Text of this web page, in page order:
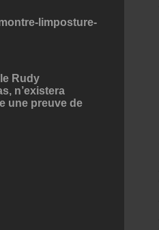
limposture-
Rudy
n’existera
une preuve de